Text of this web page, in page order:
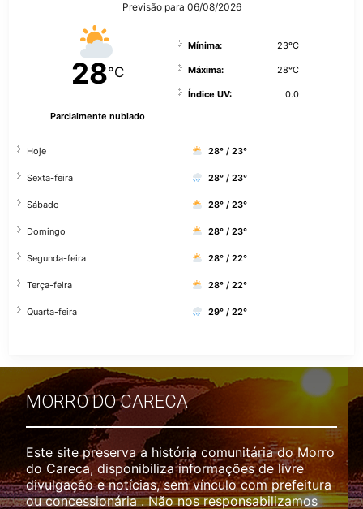
Previsão para 06/08/2026
28°C
Parcialmente nublado
Mínima: 23°C
Máxima: 28°C
Índice UV: 0.0
Hoje 28° / 23°
Sexta-feira 28° / 23°
Sábado 28° / 23°
Domingo 28° / 23°
Segunda-feira 28° / 22°
Terça-feira 28° / 22°
Quarta-feira 29° / 22°
MORRO DO CARECA
Este site preserva a história comunitária do Morro
do Careca, disponibiliza informações de livre
divulgação e notícias, sem vínculo com prefeitura
ou concessionária . Não nos responsabilizamos